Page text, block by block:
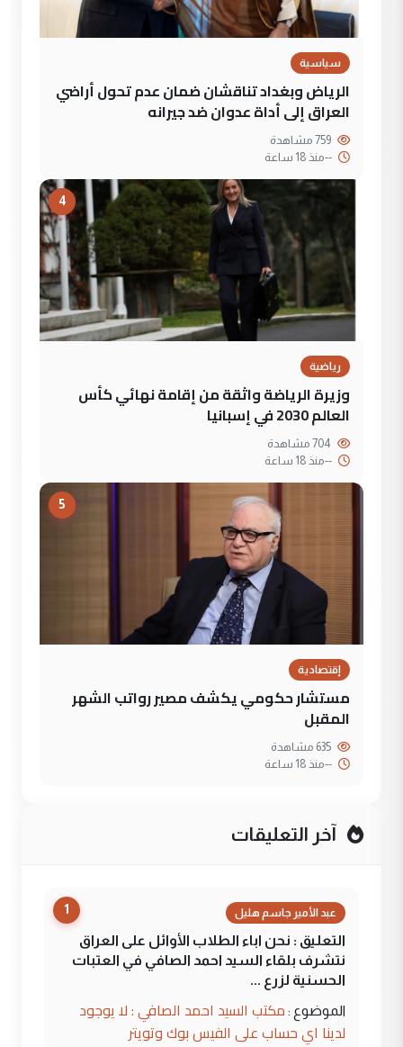
سياسية
الرياض وبغداد تناقشان ضمان عدم تحول أراضي
العراق إلى أداة عدوان ضد جيرانه
--منذ 18 ساعة
4
رياضية
وزيرة الرياضة واثقة من إقامة نهائي كأس
العالم 2030 في إسبانيا
--منذ 18 ساعة
5
إقتصادية
مستشار حكومي يكشف مصير رواتب الشهر
المقبل
--منذ 18 ساعة
آخر التعليقات
1 عبد الأمير جاسم هليل
التعليق : نحن اباء الطلاب الأوائل على العراق
نتشرف بلقاء السيد احمد الصافي في العتبات
الحسنية لزرع ...
الموضوع : مكتب السيد احمد الصافي : لا يوجود
لدينا اي حساب على الفيس بوك وتويتر